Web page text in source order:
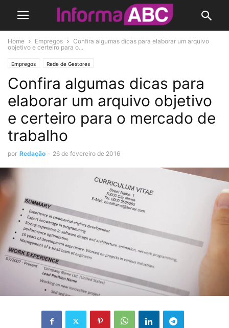
Home Empregos
Confira algumas dicas para elaborar um arquivo
objetivo e certeiro para o...
Empregos Rede de Gestores
Confira algumas dicas para
elaborar um arquivo objetivo
e certeiro para o mercado de
trabalho
por Redação - 26 de fevereiro de 2016